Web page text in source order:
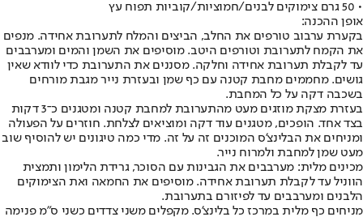
• 50 גרם צימוקים לבנים/חמוציות/קוביות תפוח עץ
אופן ההכנה:
בקערת ערבוב טורפים את החלב, הביצים והמלח לתערובת אחידה. מנפים
את הקמח לתערובת וטורפים היטב. מוסיפים את השמן והמים ומערבבים
עד לקבלת תערובת אחידה וחלקה. מסננים את התערובת כדי לוודא שאין
גושים. מחממים מחבת קטנה עם כף שמן ובעזרת נייר מגבת מורחים
בשכבה דקה על כל המחבת.
בעזרת מצקת מוזגים מעט מהתערובת למחבת קטנה ומטגנים כ־3 דקות
בצד אחד. הופכים, מטגנים עוד דקה ומוציאים לצלחת. חוזרים על הפעולה
ומניחים את הבלינצ'ס המוכנים זה על זה. מדי כמה טיגונים יש להוסיף שוב
מעט שמן למחבת ולמרוח נייר.
מכינים מלית: מערבבים את הגבינות עם הסוכר, גרידת הלימון ותמצית
הווניל עד לקבלת תערובת אחידה. מוסיפים את החמאה ואת הצימוקים
הלבנים ומערבבים עד לפיזורם בתערובת.
מניחים כף מלית במרכז כל בלינצ'ס. מקפלים משני צדדים כשני ס"מ פנימה